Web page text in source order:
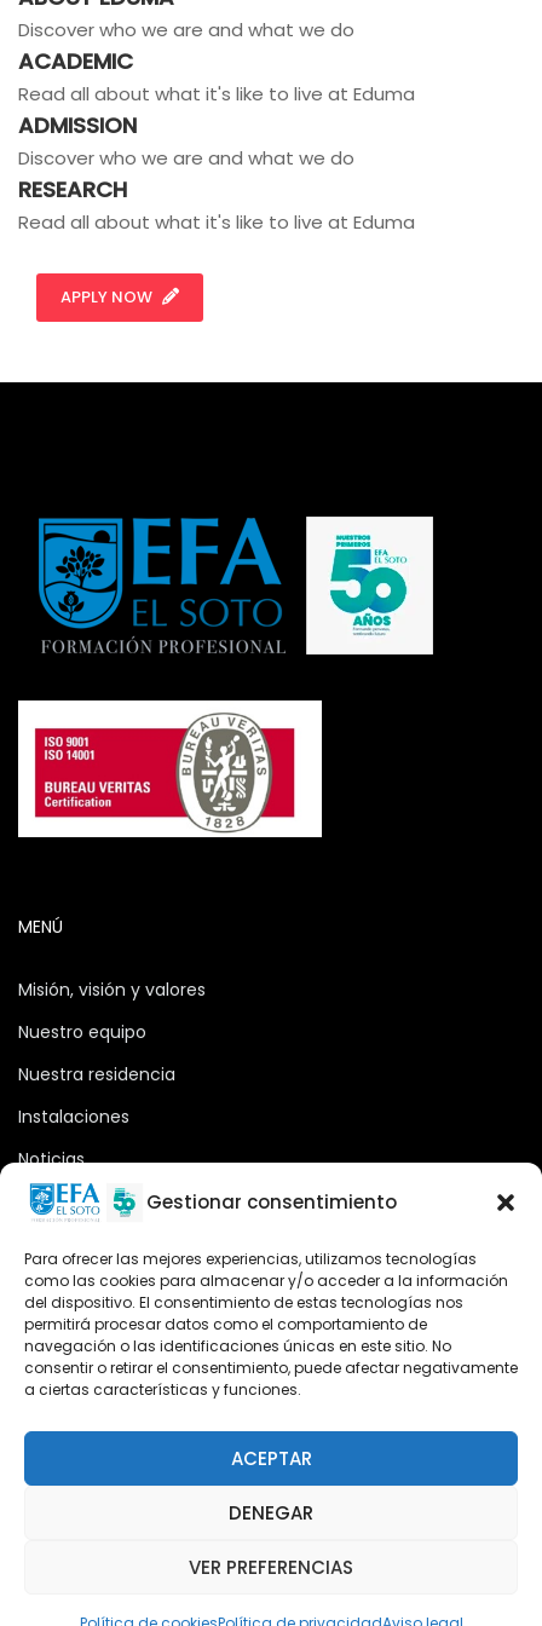
Gestionar consentimiento
Para ofrecer las mejores experiencias, utilizamos tecnologías
como las cookies para almacenar y/o acceder a la información
del dispositivo. El consentimiento de estas tecnologías nos
permitirá procesar datos como el comportamiento de
navegación o las identificaciones únicas en este sitio. No
consentir o retirar el consentimiento, puede afectar negativamente
a ciertas características y funciones.
ACEPTAR
DENEGAR
VER PREFERENCIAS
Discover who we are and what we do
ACADEMIC
Read all about what it's like to live at Eduma
ADMISSION
Discover who we are and what we do
RESEARCH
Read all about what it's like to live at Eduma
APPLY NOW
MENÚ
Misión, visión y valores
Nuestro equipo
Nuestra residencia
Instalaciones
Noticias
Oferta formativa
Plataforma 2.0
Acceso Cursos UNIR
Teléfono: (+34) 958 455 085
Teléfono: (+34) 618 370 813